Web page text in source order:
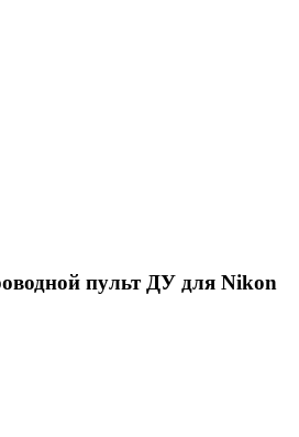
пульт ДУ для Nikon